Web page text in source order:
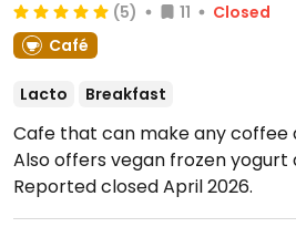
(5) 11
Closed
Café
Lacto Breakfast
Cafe that can make any coffee
Also offers vegan frozen yogurt
Reported closed April 2026.